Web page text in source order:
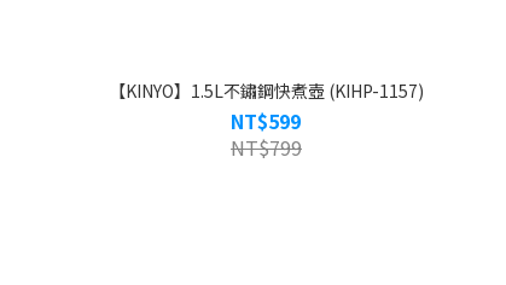
【KINYO】1.5L不鏽鋼快煮壺 (KIHP-1157)
NT$599
NT$799